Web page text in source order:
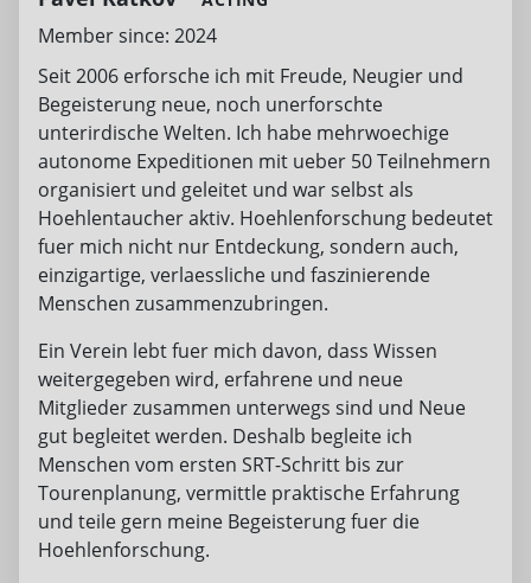
Member since: 2024
Seit 2006 erforsche ich mit Freude, Neugier und
Begeisterung neue, noch unerforschte
unterirdische Welten. Ich habe mehrwoechige
autonome Expeditionen mit ueber 50 Teilnehmern
organisiert und geleitet und war selbst als
Hoehlentaucher aktiv. Hoehlenforschung bedeutet
fuer mich nicht nur Entdeckung, sondern auch,
einzigartige, verlaessliche und faszinierende
Menschen zusammenzubringen.
Ein Verein lebt fuer mich davon, dass Wissen
weitergegeben wird, erfahrene und neue
Mitglieder zusammen unterwegs sind und Neue
gut begleitet werden. Deshalb begleite ich
Menschen vom ersten SRT-Schritt bis zur
Tourenplanung, vermittle praktische Erfahrung
und teile gern meine Begeisterung fuer die
Hoehlenforschung.